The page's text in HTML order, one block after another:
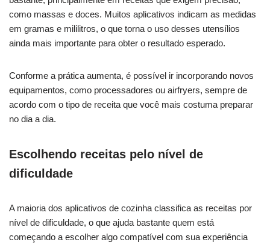
como massas e doces. Muitos aplicativos indicam as medidas
em gramas e mililitros, o que torna o uso desses utensílios
ainda mais importante para obter o resultado esperado.
Conforme a prática aumenta, é possível ir incorporando novos
equipamentos, como processadores ou airfryers, sempre de
acordo com o tipo de receita que você mais costuma preparar
no dia a dia.
Escolhendo receitas pelo nível de
dificuldade
A maioria dos aplicativos de cozinha classifica as receitas por
nível de dificuldade, o que ajuda bastante quem está
começando a escolher algo compatível com sua experiência